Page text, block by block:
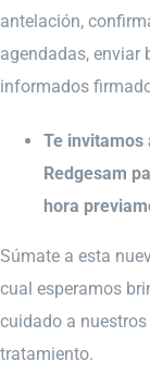
antelación,
agendadas, enviar
informados
Te invitamos
Redgesam
hora
Súmate a esta
cual esperamos
cuidado a
tratamiento.